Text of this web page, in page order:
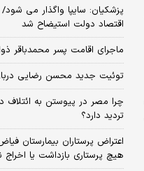
پزشکیان: سایپا واگذار می شود/
اقتصاد دولت استیضاح شد
ماجرای اقامت پسر محمدباقر
توئیت جدید محسن رضایی
چرا مصر در پیوستن به ائتلاف
تردید دارد؟
اعتراض پرستاران بیمارستان
هیچ پرستاری بازداشت یا